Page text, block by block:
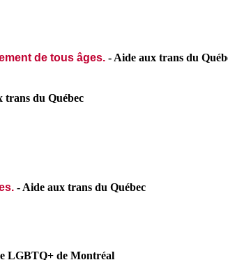
de tous âges. - Aide aux trans du
trans du Québec
- Aide aux trans du Québec
LGBTQ+ de Montréal